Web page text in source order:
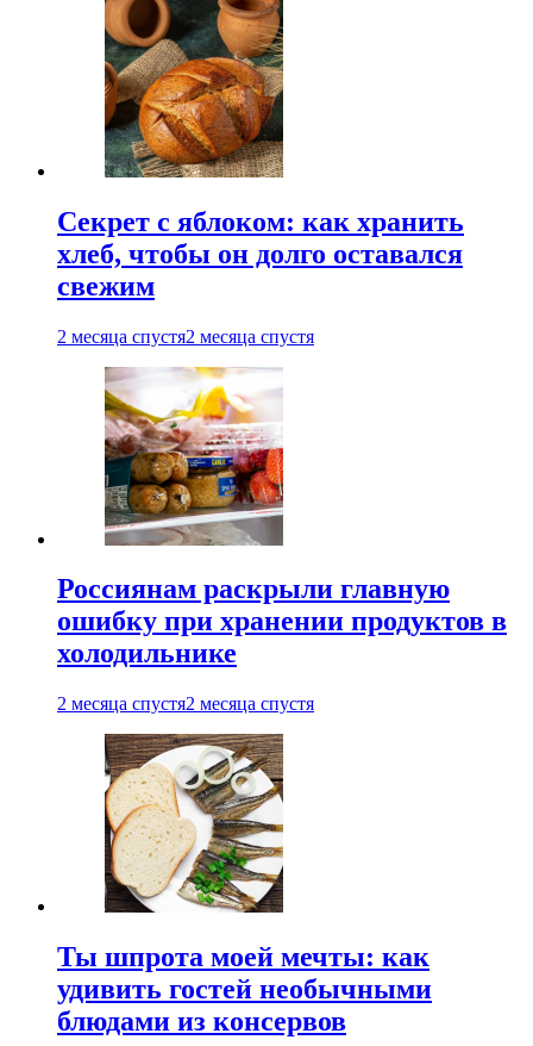
Секрет с яблоком: как хранить
хлеб, чтобы он долго оставался
свежим
2 месяца спустя2 месяца спустя
Россиянам раскрыли главную
ошибку при хранении продуктов в
холодильнике
2 месяца спустя2 месяца спустя
Ты шпрота моей мечты: как
удивить гостей необычными
блюдами из консервов